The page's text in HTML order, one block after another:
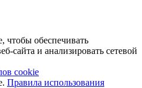
обеспечивать
сайта и анализировать сетевой
cookie
Правила использования